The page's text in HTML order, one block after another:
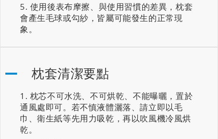
使用後表布摩擦、與使用習慣的差異，枕套
會產生毛球或勾紗，皆屬可能發生的正常現
象。
枕套清潔要點
枕芯不可水洗、不可烘乾、不能曝曬，置於
通風處即可。若不慎液體灑落、請立即以毛
巾、衛生紙等先用力吸乾，再以吹風機冷風烘
乾。